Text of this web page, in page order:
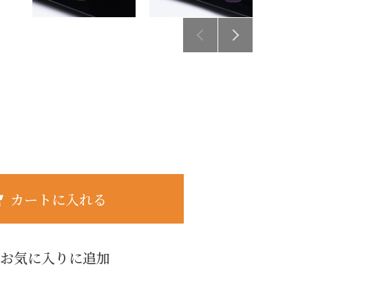
カートに入れる
お気に入りに追加